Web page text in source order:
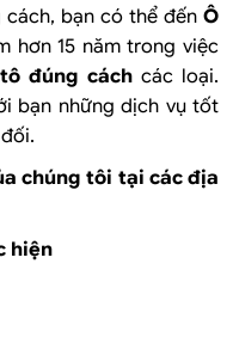
cách, bạn có thể đếnÔ
hơn 15 năm trong việc
đúng cách các loại.
bạn những dịch vụ tốt
chúng tôi tại các địa
hiện